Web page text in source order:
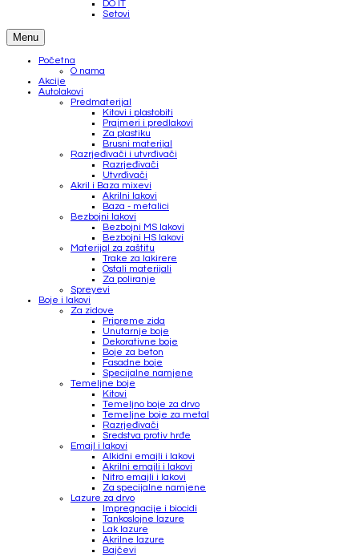
DO IT
Setovi
Menu
Početna
O nama
Akcije
Autolakovi
Predmaterijal
Kitovi i plastobiti
Prajmeri i predlakovi
Za plastiku
Brusni materijal
Razrjeđivači i utvrđivači
Razrjeđivači
Utvrđivači
Akril i Baza mixevi
Akrilni lakovi
Baza - metalici
Bezbojni lakovi
Bezbojni MS lakovi
Bezbojni HS lakovi
Materijal za zaštitu
Trake za lakirere
Ostali materijali
Za poliranje
Spreyevi
Boje i lakovi
Za zidove
Pripreme zida
Unutarnje boje
Dekorativne boje
Boje za beton
Fasadne boje
Specijalne namjene
Temeljne boje
Kitovi
Temeljno boje za drvo
Temeljne boje za metal
Razrjeđivači
Sredstva protiv hrđe
Emajl i lakovi
Alkidni emajli i lakovi
Akrilni emajli i lakovi
Nitro emajli i lakovi
Za specijalne namjene
Lazure za drvo
Impregnacije i biocidi
Tankoslojne lazure
Lak lazure
Akrilne lazure
Bajčevi